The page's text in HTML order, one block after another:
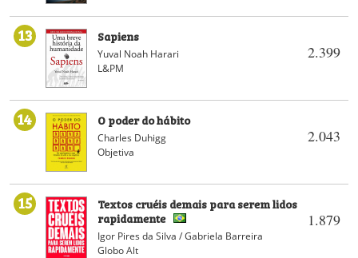
13
2.399
Sapiens
Yuval Noah Harari
L&PM
14
2.043
O poder do hábito
Charles Duhigg
Objetiva
15
1.879
Textos cruéis demais para serem lidos
rapidamente
Igor Pires da Silva / Gabriela Barreira
Globo Alt